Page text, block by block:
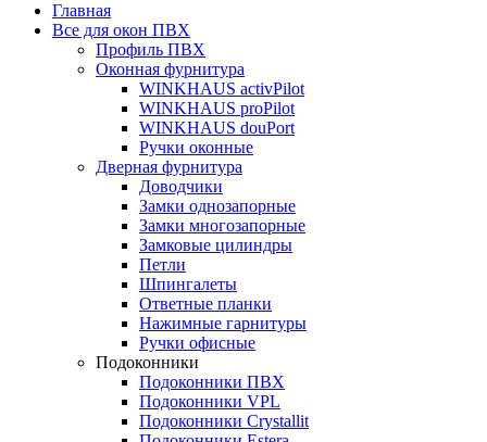
Главная
Все для окон ПВХ
Профиль ПВХ
Оконная фурнитура
WINKHAUS activPilot
WINKHAUS proPilot
WINKHAUS douPort
Ручки оконные
Дверная фурнитура
Доводчики
Замки однозапорные
Замки многозапорные
Замковые цилиндры
Петли
Шпингалеты
Ответные планки
Нажимные гарнитуры
Ручки офисные
Подоконники
Подоконники ПВХ
Подоконники VPL
Подоконники Crystallit